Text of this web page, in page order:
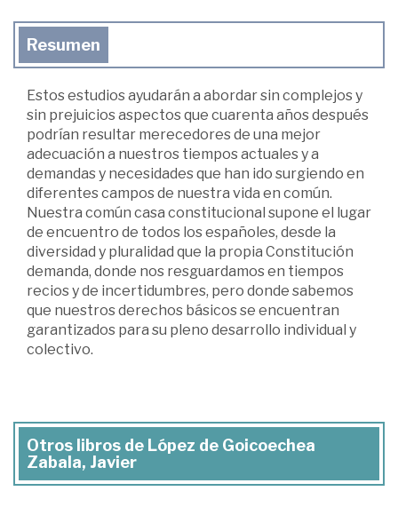
Resumen
Estos estudios ayudarán a abordar sin complejos y
sin prejuicios aspectos que cuarenta años después
podrían resultar merecedores de una mejor
adecuación a nuestros tiempos actuales y a
demandas y necesidades que han ido surgiendo en
diferentes campos de nuestra vida en común.
Nuestra común casa constitucional supone el lugar
de encuentro de todos los españoles, desde la
diversidad y pluralidad que la propia Constitución
demanda, donde nos resguardamos en tiempos
recios y de incertidumbres, pero donde sabemos
que nuestros derechos básicos se encuentran
garantizados para su pleno desarrollo individual y
colectivo.
Otros libros de López de Goicoechea
Zabala, Javier